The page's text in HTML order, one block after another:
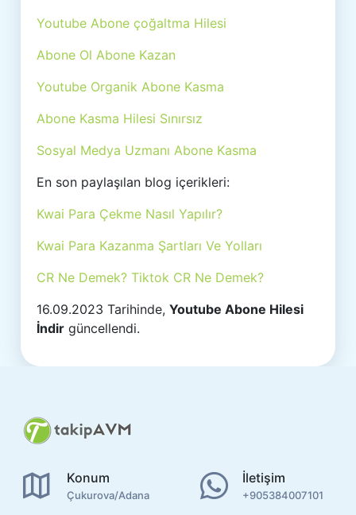
Youtube Abone çoğaltma Hilesi
Abone Ol Abone Kazan
Youtube Organik Abone Kasma
Abone Kasma Hilesi Sınırsız
Sosyal Medya Uzmanı Abone Kasma
En son paylaşılan blog içerikleri:
Kwai Para Çekme Nasıl Yapılır?
Kwai Para Kazanma Şartları Ve Yolları
CR Ne Demek? Tiktok CR Ne Demek?
16.09.2023 Tarihinde,Youtube Abone Hilesi
İndir güncellendi.
Konum
Çukurova/Adana
İletişim
+905384007101